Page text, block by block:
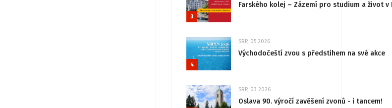
3
Farského kolej – Zázemí pro studium a život v
4
SRP, 05 2026
Východočeští zvou s předstihem na své akce
SRP, 03 2026
Oslava 90. výročí zavěšení zvonů - i tancem!